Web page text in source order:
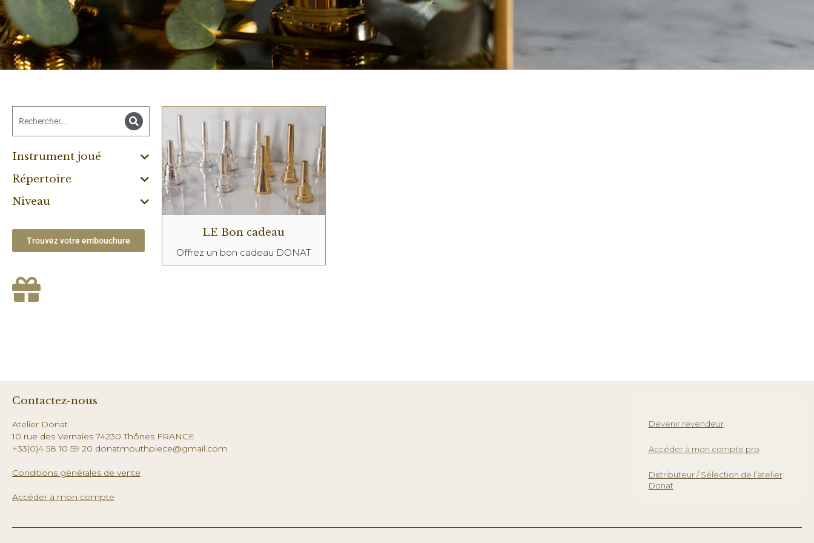
Instrument joué
Répertoire
Niveau
Trouvez votre embouchure
LE Bon cadeau
Offrez un bon cadeau DONAT
Contactez-nous
Atelier Donat
10 rue des Vernaies 74230 Thônes FRANCE
+33(0)4 58 10 59 20 donatmouthpiece@gmail.com
Conditions générales de vente
Accéder à mon compte
Devenir revendeur
Accéder à mon compte pro
Distributeur / Sélection de l’atelier
Donat